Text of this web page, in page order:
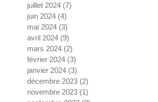
juillet 2024 (7)
juin 2024 (4)
mai 2024 (3)
avril 2024 (9)
mars 2024 (2)
février 2024 (3)
janvier 2024 (3)
décembre 2023 (2)
novembre 2023 (1)